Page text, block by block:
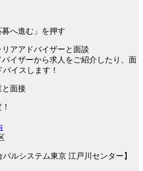
募へ進む」を押す
リアアドバイザーと面談
イザーから求人をご紹介したり、面
イスします！
と面接
パルシステム東京 江戸川センター】